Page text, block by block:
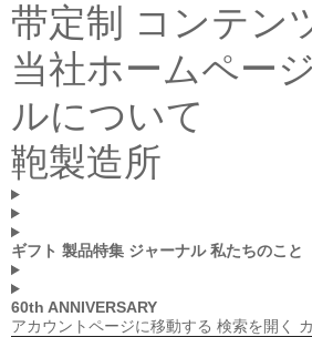
带定制
コンテン
当社ホームペー
ルについて
鞄製造所
ギフト 製品特集 ジャーナル 私たちのこと
60th ANNIVERSARY
アカウントページに移動する 検索を開く